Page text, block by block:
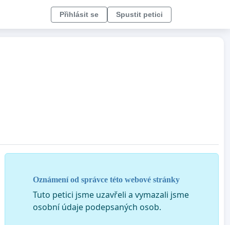
Přihlásit se Spustit petici
Oznámení od správce této webové stránky
Tuto petici jsme uzavřeli a vymazali jsme
osobní údaje podepsaných osob.